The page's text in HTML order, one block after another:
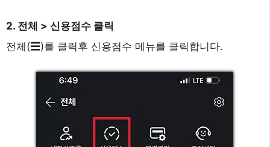
2. 전체 > 신용점수 클릭
전체(☰)를 클릭후 신용점수 메뉴를 클릭합니다.